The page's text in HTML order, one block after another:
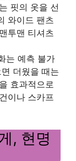
핏의 옷을 선
와이드 팬츠
투맨 티셔츠
는 예측 불가
더웠을 때는
효과적으로
이나 스카프
, 현명